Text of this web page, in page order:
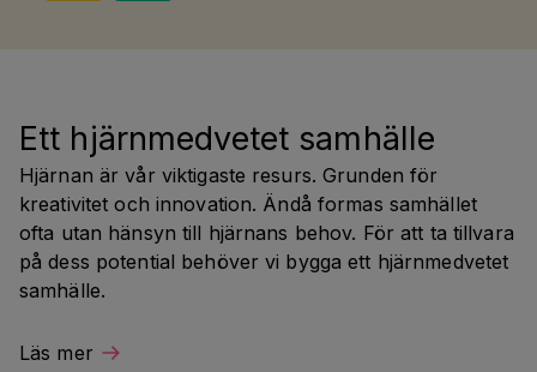
Ett hjärnmedvetet samhälle
Hjärnan är vår viktigaste resurs. Grunden för
kreativitet och innovation. Ändå formas samhället
ofta utan hänsyn till hjärnans behov. För att ta tillvara
på dess potential behöver vi bygga ett hjärnmedvetet
samhälle.
Läs mer